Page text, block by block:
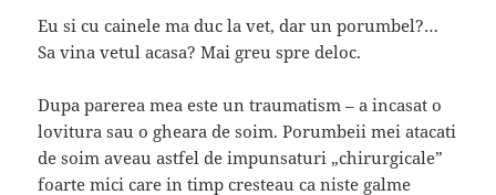
Eu si cu cainele ma duc la vet, dar un porumbel?…
Sa vina vetul acasa? Mai greu spre deloc.
Dupa parerea mea este un traumatism – a incasat o
lovitura sau o gheara de soim. Porumbeii mei atacati
de soim aveau astfel de impunsaturi „chirurgicale”
foarte mici care in timp cresteau ca niste galme